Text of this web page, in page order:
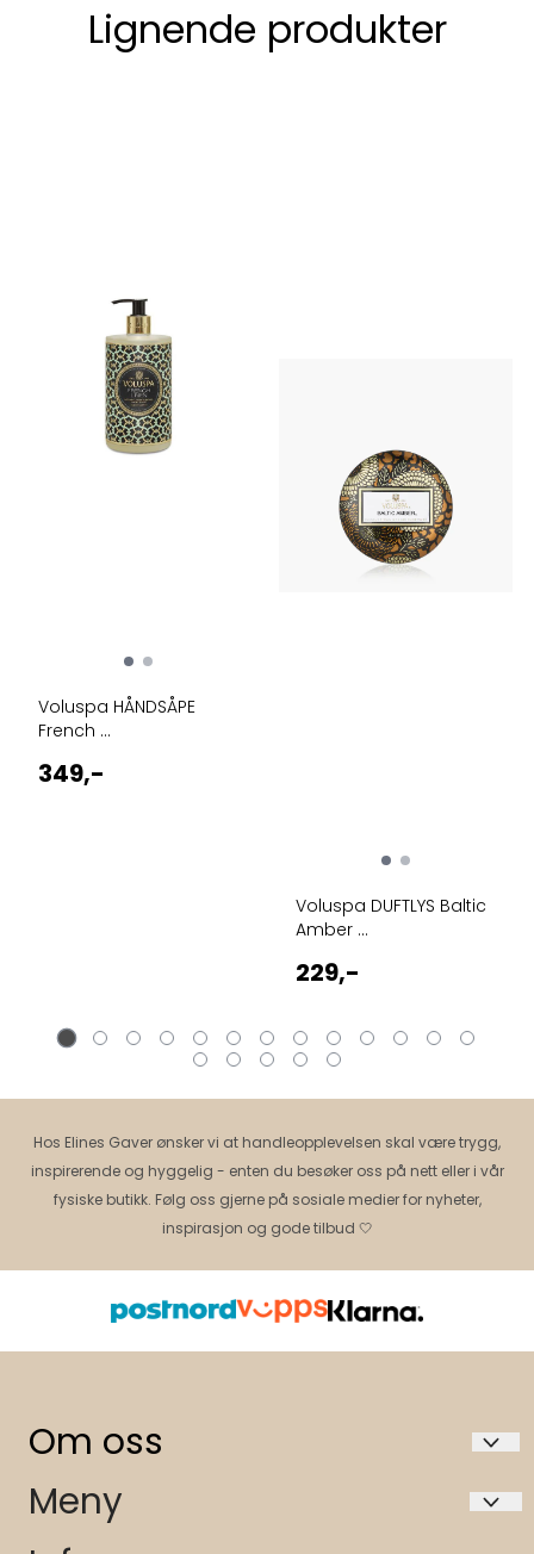
Lignende produkter
Voluspa HÅNDSÅPE
French ...
349,-
Voluspa DUFTLYS Baltic
Amber ...
229,-
Hos Elines Gaver ønsker vi at handleopplevelsen skal være trygg,
inspirerende og hyggelig - enten du besøker oss på nett eller i vår
fysiske butikk. Følg oss gjerne på sosiale medier for nyheter,
inspirasjon og gode tilbud 🤍
Om oss
Elines gaver AS 991472924 mva
Storgata 27
Meny
Hvem er vi?